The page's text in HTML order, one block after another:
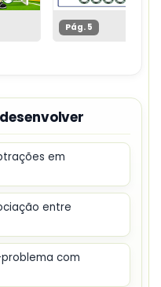
Pág. 5
em
entre
com